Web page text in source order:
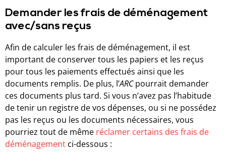
Demander les frais de déménagement
avec/sans reçus
Afin de calculer les frais de déménagement, il est
important de conserver tous les papiers et les reçus
pour tous les paiements effectués ainsi que les
documents remplis. De plus, l’ARCpourrait demander
ces documents plus tard. Si vous n’avez pas l’habitude
de tenir un registre de vos dépenses, ou si ne possédez
pas les reçus ou les documents nécessaires, vous
pourriez tout de même réclamer certains des frais de
déménagement ci-dessous :